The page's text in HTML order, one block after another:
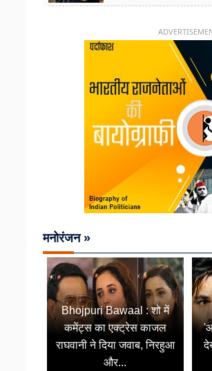
मनोरंजन »
Bhojpuri Bawaal : शो में
कमेंट्स का एक्ट्रेस काजल
राघवानी ने दिया जवाब, निरहुआ
और...